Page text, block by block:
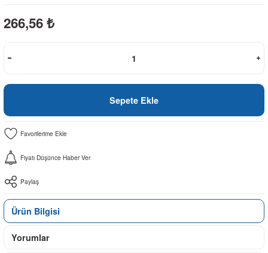
266,56 ₺
Sepete Ekle
Fiyatı Düşünce Haber Ver
Paylaş
Ürün Bilgisi
Yorumlar